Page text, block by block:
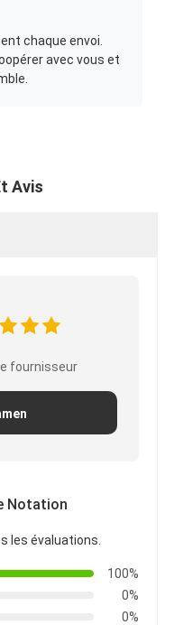
chaque envoi.
avec vous et
Avis
fournisseur
Notation
les évaluations.
100%
0%
0%